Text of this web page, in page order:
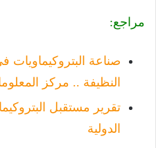
مراجع:
صناعة
النظيفة .. مركز
تقرير مستقبل
الدولية